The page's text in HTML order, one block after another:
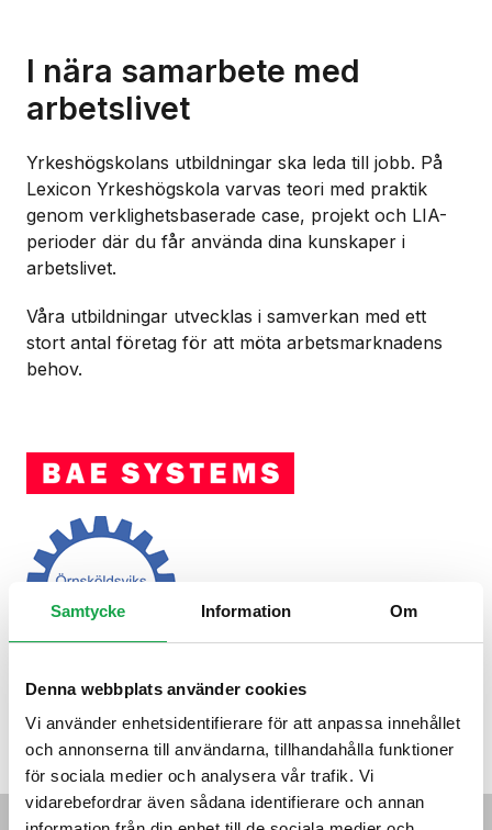
Samtycke Information Om
Denna webbplats använder cookies
Vi använder enhetsidentifierare för att anpassa innehållet
och annonserna till användarna, tillhandahålla funktioner
för sociala medier och analysera vår trafik. Vi
vidarebefordrar även sådana identifierare och annan
I nära samarbete med
arbetslivet
Yrkeshögskolans utbildningar ska leda till jobb. På
Lexicon Yrkeshögskola varvas teori med praktik
genom verklighetsbaserade case, projekt och LIA-
perioder där du får använda dina kunskaper i
arbetslivet.
Våra utbildningar utvecklas i samverkan med ett
stort antal företag för att möta arbetsmarknadens
behov.